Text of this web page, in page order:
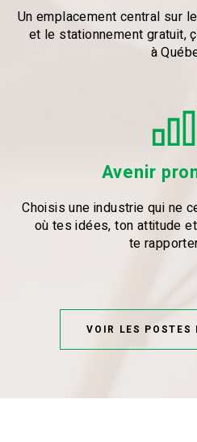
Un emplacement central sur
et le stationnement gratuit,
à
Avenir
Choisis une industrie qui ne
où tes idées, ton attitude
te
VOIR LES POSTES